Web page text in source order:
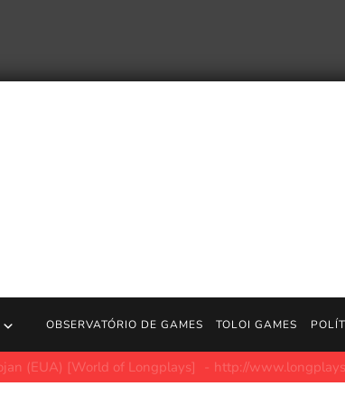
OBSERVATÓRIO DE GAMES TOLOI GAMES
uma campanha de caridade impressa sob demanda